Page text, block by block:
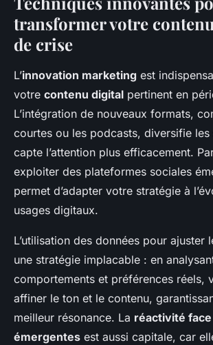
transformer votre
de crise
L’innovation marketing est
votre contenu digital pertinent en
L’intégration de nouveaux formats,
courtes ou les podcasts, diversifie
capte l’attention plus efficacement.
exploiter des plateformes sociales
permet d’adapter votre stratégie à
usages digitaux.
L’utilisation des données pour ajuster
une stratégie implacable : en
comportements et préférences réels,
affiner le ton et le contenu,
meilleur résonance. La réactivité
émergentes est aussi capitale, car